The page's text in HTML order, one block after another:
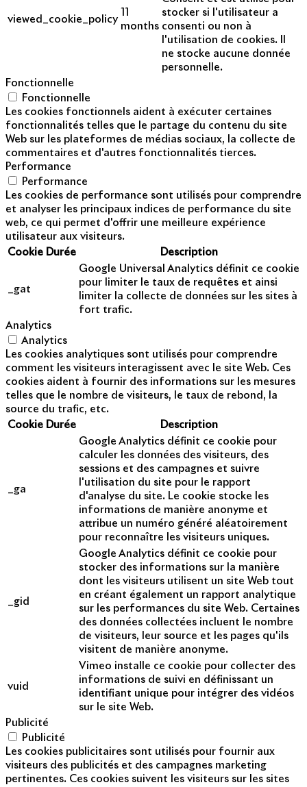
viewed_cookie_policy
months
stocker si l'utilisateur a
consenti ou non à
l'utilisation de cookies. Il
ne stocke aucune donnée
personnelle.
Fonctionnelle
Fonctionnelle
Les cookies fonctionnels aident à exécuter certaines
fonctionnalités telles que le partage du contenu du site
Web sur les plateformes de médias sociaux, la collecte de
commentaires et d'autres fonctionnalités tierces.
Performance
Performance
Les cookies de performance sont utilisés pour comprendre
et analyser les principaux indices de performance du site
web, ce qui permet d'offrir une meilleure expérience
utilisateur aux visiteurs.
Cookie Durée Description
_gat
Google Universal Analytics définit ce cookie
pour limiter le taux de requêtes et ainsi
limiter la collecte de données sur les sites à
fort trafic.
Analytics
Analytics
Les cookies analytiques sont utilisés pour comprendre
comment les visiteurs interagissent avec le site Web. Ces
cookies aident à fournir des informations sur les mesures
telles que le nombre de visiteurs, le taux de rebond, la
source du trafic, etc.
Cookie Durée Description
_ga
Google Analytics définit ce cookie pour
calculer les données des visiteurs, des
sessions et des campagnes et suivre
l'utilisation du site pour le rapport
d'analyse du site. Le cookie stocke les
informations de manière anonyme et
attribue un numéro généré aléatoirement
pour reconnaître les visiteurs uniques.
_gid
Google Analytics définit ce cookie pour
stocker des informations sur la manière
dont les visiteurs utilisent un site Web tout
en créant également un rapport analytique
sur les performances du site Web. Certaines
des données collectées incluent le nombre
de visiteurs, leur source et les pages qu'ils
visitent de manière anonyme.
vuid
Vimeo installe ce cookie pour collecter des
informations de suivi en définissant un
identifiant unique pour intégrer des vidéos
sur le site Web.
Publicité
Publicité
Les cookies publicitaires sont utilisés pour fournir aux
visiteurs des publicités et des campagnes marketing
pertinentes. Ces cookies suivent les visiteurs sur les sites